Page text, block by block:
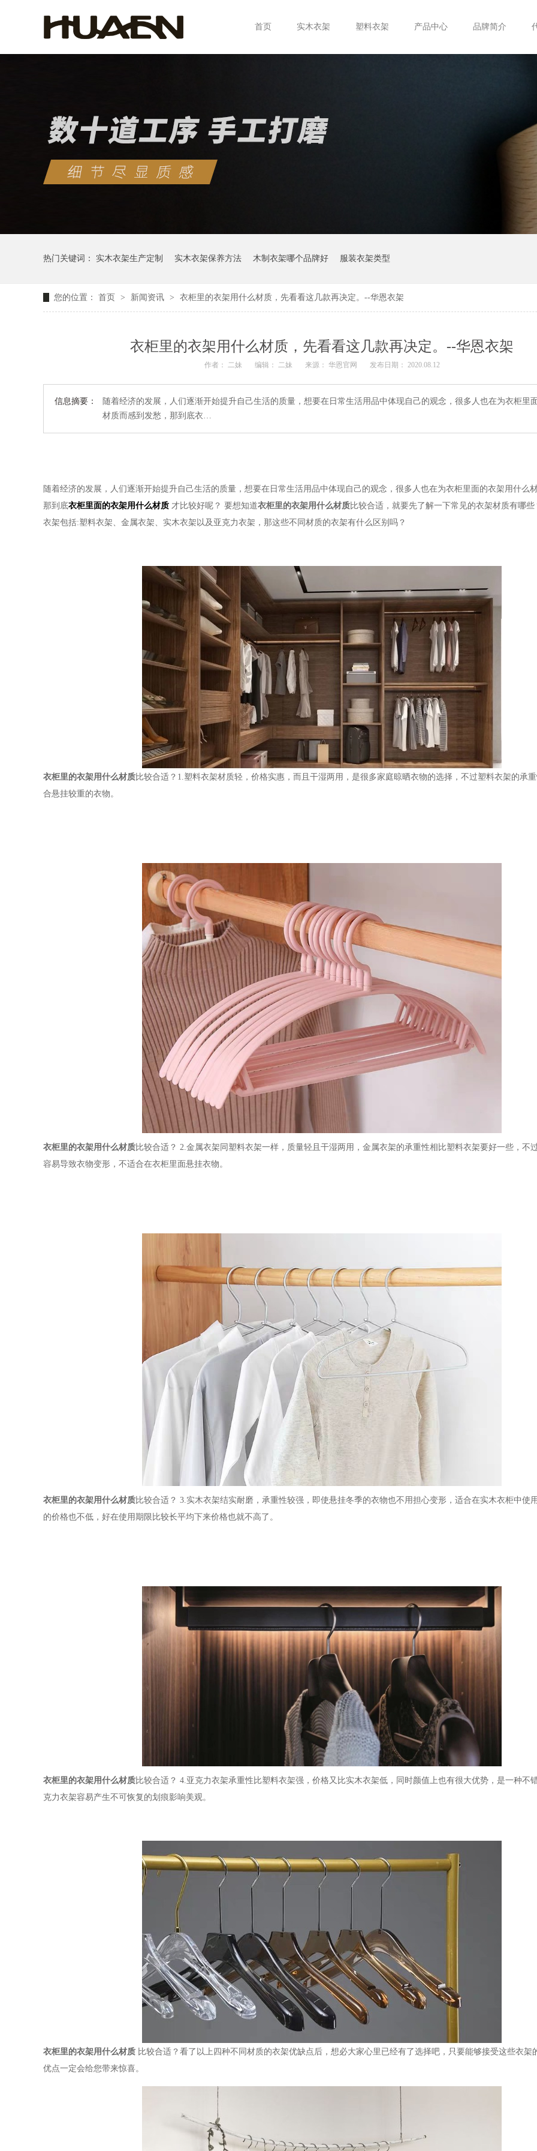
首页 实木衣架 塑料衣架 产品中心 品牌简介
热门关键词： 实木衣架生产定制 实木衣架保养方法 木制衣架哪个品牌好 服装衣架类型
您的位置： 首页 > 新闻资讯 > 衣柜里的衣架用什么材质，先看看这几款再决定。--华恩衣架
衣柜里的衣架用什么材质，先看看这几款再决定。--华恩衣架
作者： 二妹 编辑： 二妹 来源： 华恩官网 发布日期： 2020.08.12
信息摘要：
随着经济的发展，人们逐渐开始提升自己生活的质量，想要在日常生活用品中体现自己的观念，很多人也在为衣柜里
材质而感到发愁，那到底衣…
随着经济的发展，人们逐渐开始提升自己生活的质量，想要在日常生活用品中体现自己的观念，很多人也在为衣柜里面的衣架用什么
那到底衣柜里面的衣架用什么材质 才比较好呢？ 要想知道衣柜里的衣架用什么材质比较合适，就要先了解一下常见的衣架材质有哪
衣架包括:塑料衣架、金属衣架、实木衣架以及亚克力衣架，那这些不同材质的衣架有什么区别吗？
衣柜里的衣架用什么材质比较合适？ 1.塑料衣架材质轻，价格实惠，而且干湿两用，是很多家庭晾晒衣物的选择，不过塑料衣架的承
合悬挂较重的衣物。
衣柜里的衣架用什么材质比较合适？ 2.金属衣架同塑料衣架一样，质量轻且干湿两用，金属衣架的承重性相比塑料衣架要好一些，不
容易导致衣物变形，不适合在衣柜里面悬挂衣物。
衣柜里的衣架用什么材质比较合适？ 3.实木衣架结实耐磨，承重性较强，即使悬挂冬季的衣物也不用担心变形，适合在实木衣柜中使
的价格也不低，好在使用期限比较长平均下来价格也就不高了。
衣柜里的衣架用什么材质比较合适？ 4.亚克力衣架承重性比塑料衣架强，价格又比实木衣架低，同时颜值上也有很大优势，是一种不
克力衣架容易产生不可恢复的划痕影响美观。
衣柜里的衣架用什么材质 比较合适？看了以上四种不同材质的衣架优缺点后，想必大家心里已经有了选择吧，只要能够接受这些衣架
优点一定会给您带来惊喜。